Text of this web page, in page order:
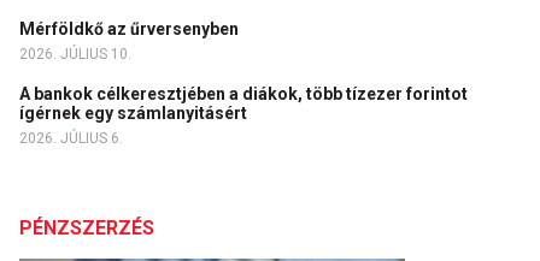
Mérföldkő az űrversenyben
2026. JÚLIUS 10.
A bankok célkeresztjében a diákok, több tízezer forintot
ígérnek egy számlanyitásért
2026. JÚLIUS 6.
PÉNZSZERZÉS